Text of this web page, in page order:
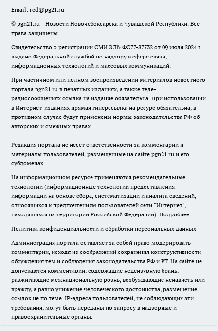
Email: red@pg21.ru
© pgn21.ru - Новости Новочебоксарска и Чувашской Республики. Все
права защищены.
Свидетельство о регистрации СМИ ЭЛ№ФС77-87732 от 09 июля 2024 г.
выдано Федеральной службой по надзору в сфере связи,
информационных технологий и массовых коммуникаций.
При частичном или полном воспроизведении материалов новостного
портала pgn21.ru в печатных изданиях, а также теле-
радиосообщениях ссылка на издание обязательна. При использовании
в Интернет-изданиях прямая гиперссылка на ресурс обязательна, в
противном случае будут применены нормы законодательства РФ об
авторских и смежных правах.
Редакция портала не несет ответственности за комментарии и
материалы пользователей, размещенные на сайте pgn21.ru и его
субдоменах.
На информационном ресурсе применяются рекомендательные
технологии (информационные технологии предоставления
информации на основе сбора, систематизации и анализа сведений,
относящихся к предпочтениям пользователей сети "Интернет",
находящихся на территории Российской Федерации). Подробнее
Политика конфиденциальности и обработки персональных данных
Администрация портала оставляет за собой право модерировать
комментарии, исходя из соображений сохранения конструктивности
обсуждения тем и соблюдения законодательства РФ и РТ. На сайте не
допускаются комментарии, содержащие нецензурную брань,
разжигающие межнациональную рознь, возбуждающие ненависть или
вражду, а равно унижение человеческого достоинства, размещение
ссылок не по теме. IP-адреса пользователей, не соблюдающих эти
требования, могут быть переданы по запросу в надзорные и
правоохранительные органы.